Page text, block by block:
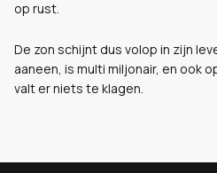
op rust.
De zon schijnt dus volop in zijn
aaneen, is multi miljonair, en ook
valt er niets te klagen.